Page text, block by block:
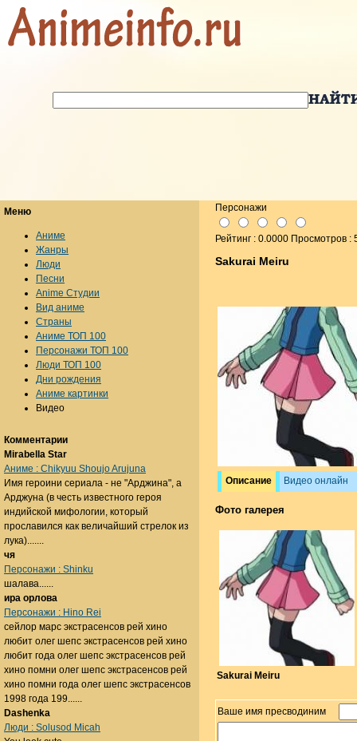
Персонажи
Рейтинг : 0.0000 Просмотров :
Sakurai Meiru
Описание Видео онлайн
Фото галерея
Sakurai Meiru
Ваше имя пресводиним
Меню
Аниме
Жанры
Люди
Песни
Anime Студии
Вид аниме
Страны
Аниме ТОП 100
Персонажи ТОП 100
Люди ТОП 100
Дни рождения
Аниме картинки
Видео
Комментарии
Mirabella Star
Аниме : Chikyuu Shoujo Arujuna
Имя героини сериала - не "Арджина", а
Арджуна (в честь известного героя
индийской мифологии, который
прославился как величайший стрелок из
лука).......
чя
Персонажи : Shinku
шалава......
ира орлова
Персонажи : Hino Rei
сейлор марс экстрасенсов рей хино
любит олег шепс экстрасенсов рей хино
любит года олег шепс экстрасенсов рей
хино помни олег шепс экстрасенсов рей
хино помни года олег шепс экстрасенсов
1998 года 199......
Dashenka
Люди : Solusod Micah